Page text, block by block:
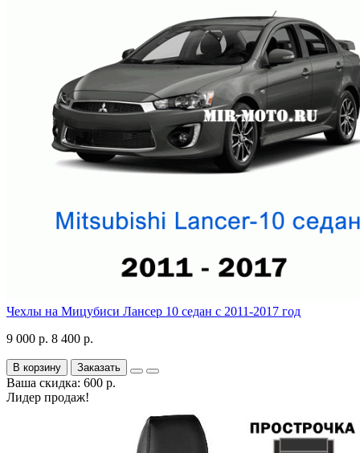
Чехлы на Мицубиси Лансер 10 седан с 2011-2017 год
9 000 р. 8 400 р.
В корзину Заказать
Ваша скидка: 600 р.
Лидер продаж!